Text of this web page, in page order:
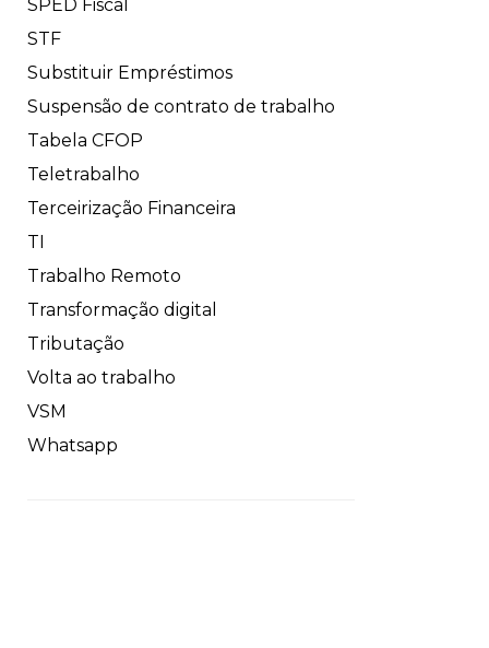
SPED Fiscal
STF
Substituir Empréstimos
Suspensão de contrato de trabalho
Tabela CFOP
Teletrabalho
Terceirização Financeira
TI
Trabalho Remoto
Transformação digital
Tributação
Volta ao trabalho
VSM
Whatsapp